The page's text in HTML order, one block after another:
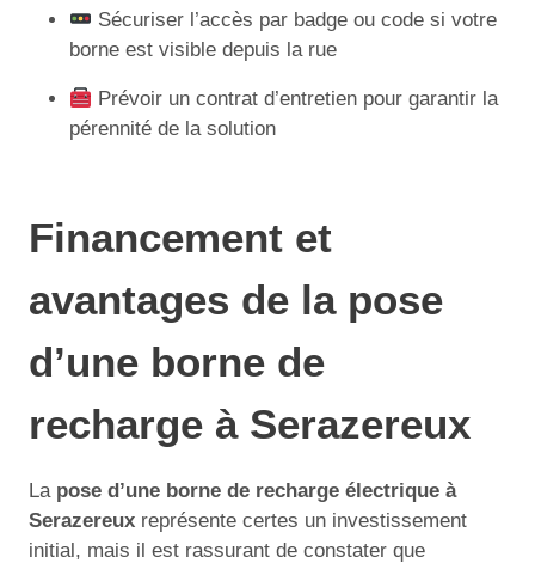
Sécuriser l’accès par badge ou code si votre
borne est visible depuis la rue
Prévoir un contrat d’entretien pour garantir la
pérennité de la solution
Financement et
avantages de la pose
d’une borne de
recharge à Serazereux
La pose d’une borne de recharge électrique à
Serazereux représente certes un investissement
initial, mais il est rassurant de constater que